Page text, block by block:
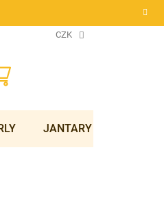
CZK
JANTARY